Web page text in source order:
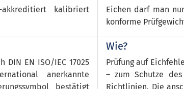
akkreditiert kalibriert
Eichen darf man
konforme
EN ISO/IEC 17025
anerkannte
bestätigt
Wie?
Prüfung auf
– zum Schutze
Richtlinien. Die